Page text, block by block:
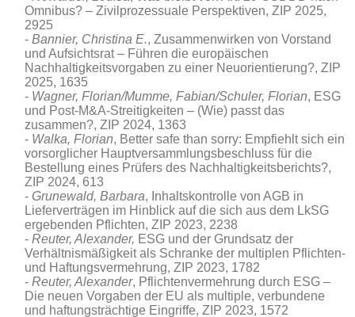
Omnibus? – Zivilprozessuale Perspektiven, ZIP 2025,
2925
Bannier, Christina E., Zusammenwirken von Vorstand
und Aufsichtsrat – Führen die europäischen
Nachhaltigkeitsvorgaben zu einer Neuorientierung?, ZIP
2025, 1635
Wagner, Florian/Mumme, Fabian/Schuler, Florian, ESG
und Post-M&A-Streitigkeiten – (Wie) passt das
zusammen?, ZIP 2024, 1363
Walka, Florian, Better safe than sorry: Empfiehlt sich ein
vorsorglicher Hauptversammlungsbeschluss für die
Bestellung eines Prüfers des Nachhaltigkeitsberichts?,
ZIP 2024, 613
Grunewald, Barbara, Inhaltskontrolle von AGB in
Lieferverträgen im Hinblick auf die sich aus dem LkSG
ergebenden Pflichten, ZIP 2023, 2238
Reuter, Alexander, ESG und der Grundsatz der
Verhältnismäßigkeit als Schranke der multiplen Pflichten-
und Haftungsvermehrung, ZIP 2023, 1782
Reuter, Alexander, Pflichtenvermehrung durch ESG –
Die neuen Vorgaben der EU als multiple, verbundene
und haftungsträchtige Eingriffe, ZIP 2023, 1572